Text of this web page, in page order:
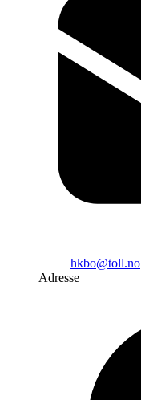
hkbo@toll.no
Adresse